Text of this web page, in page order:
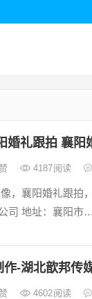
婚礼跟拍 襄阳
赞 4187阅读
，襄阳婚礼跟拍
司 地址：襄阳市…
-湖北歆邦传
赞 4602阅读